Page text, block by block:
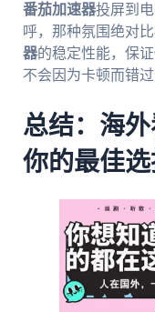
番茄加速器投屏到
呼，那种氛围绝对
器的稳定性能，保
不会因为卡顿而错过
总结：海
你的最佳选